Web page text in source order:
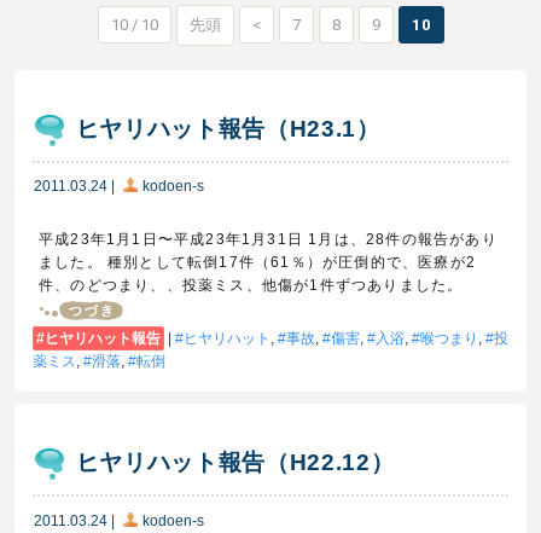
10 / 10 先頭 < 7 8 9 10
ヒヤリハット報告（H23.1）
2011.03.24 kodoen-s
平成23年1月1日〜平成23年1月31日 1月は、28件の報告があり
ました。 種別として転倒17件（61％）が圧倒的で、医療が2
件、のどつまり、、投薬ミス、他傷が1件ずつありました。
ヒヤリハット報告 ヒヤリハット , 事故, 傷害, 入浴, 喉つまり ,
投
薬ミス, 滑落, 転倒
ヒヤリハット報告（H22.12）
2011.03.24 | kodoen-s